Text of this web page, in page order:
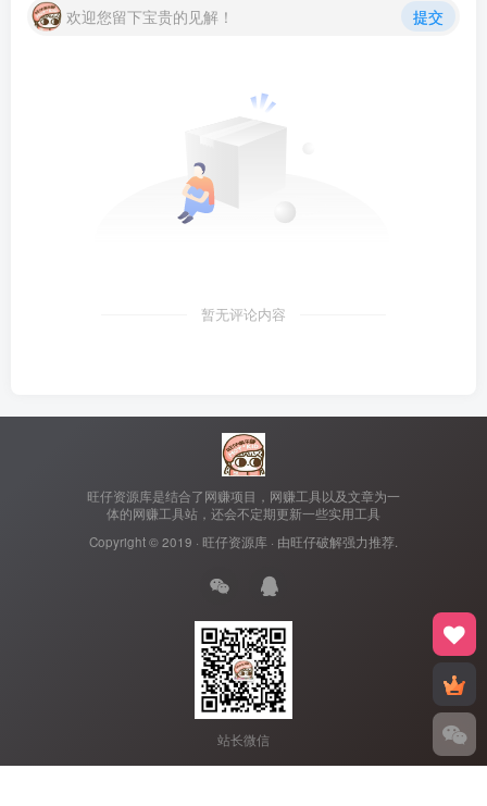
欢迎您留下宝贵的见解！ 提交
暂无评论内容
旺仔资源库是结合了网赚项目，网赚工具以及文章为一
体的网赚工具站，还会不定期更新一些实用工具
Copyright © 2019 · 旺仔资源库 · 由旺仔破解强力推荐.
站长微信